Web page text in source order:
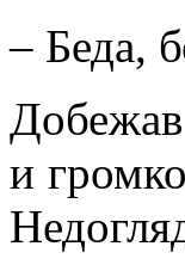
– Беда,
и